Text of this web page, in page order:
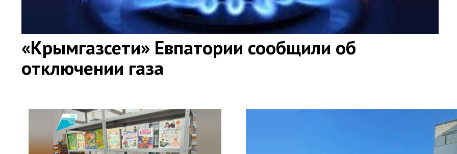
«Крымгазсети» Евпатории сообщили об
отключении газа